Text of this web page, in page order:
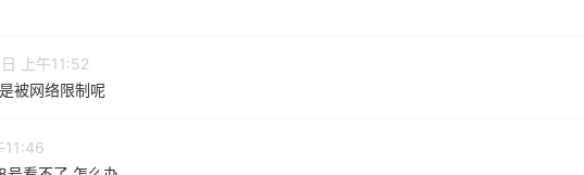
上午11:52
被网络限制呢
11:46